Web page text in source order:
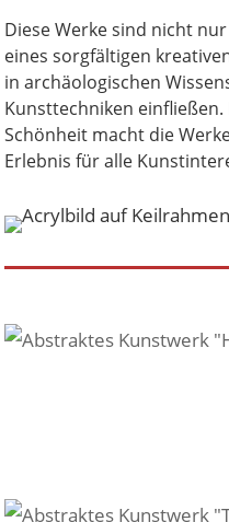
Diese Werke sind nicht
eines sorgfältigen
in archäologischen
Kunsttechniken
Schönheit macht die
Erlebnis für alle